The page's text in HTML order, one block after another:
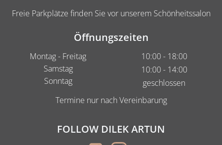
Freie Parkplätze finden Sie vor unserem Schönheitssalon
Öffnungszeiten
Montag - Freitag
Samstag
Sonntag
10:00 - 18:00
10:00 - 14:00
geschlossen
Termine nur nach Vereinbarung
FOLLOW DILEK ARTUN